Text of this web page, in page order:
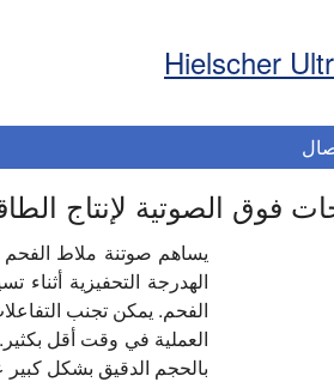
Hielscher
فوق الصوتية لإنتاج
يساهم صوتنة ملاط الفحم
الهدرجة التحفيزية
الفحم. يمكن تجنب التفاعلات
العملية في وقت أقل
بالحجم الدقيق بشكل